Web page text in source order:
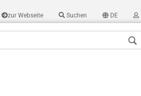
zur Webseite Suchen DE